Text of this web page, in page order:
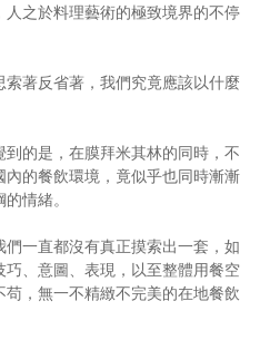
之於料理藝術的極致境界的不停
著反省著，我們究竟應該以什麼
的是，在膜拜米其林的同時，不
的餐飲環境，竟似乎也同時漸漸
情緒。
一直都沒有真正摸索出一套，如
、意圖、表現，以至整體用餐空
，無一不精緻不完美的在地餐飲